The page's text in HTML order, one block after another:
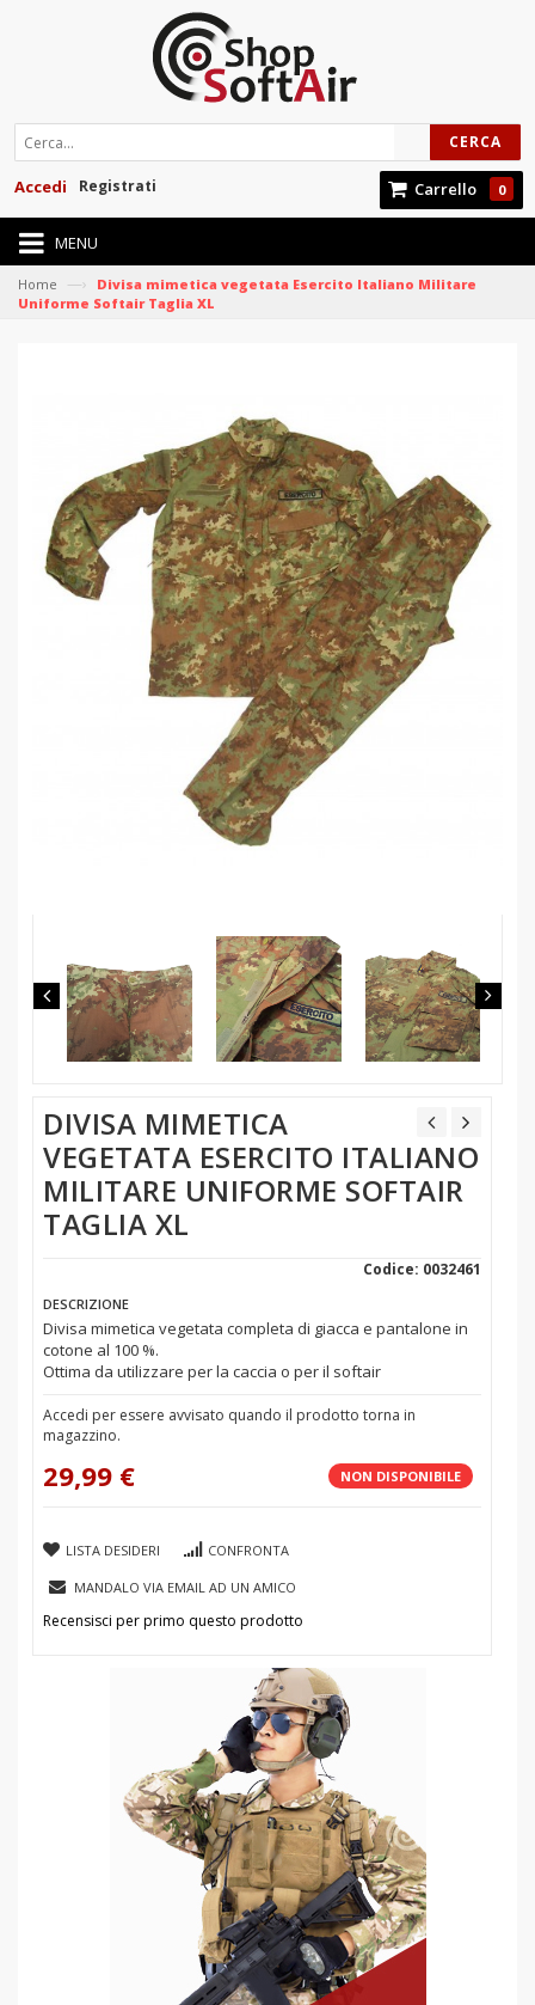
CERCA
Carrello 0
Registrati
Accedi
MENU
Home —›
Divisa mimetica vegetata Esercito Italiano Militare
Uniforme Softair Taglia XL
DIVISA MIMETICA
VEGETATA ESERCITO ITALIANO
MILITARE UNIFORME SOFTAIR
TAGLIA XL
Codice: 0032461
DESCRIZIONE
Divisa mimetica vegetata completa di giacca e pantalone in
cotone al 100 %.
Ottima da utilizzare per la caccia o per il softair
Accedi per essere avvisato quando il prodotto torna in
magazzino.
NON DISPONIBILE
29,99 €
LISTA DESIDERI CONFRONTA
MANDALO VIA EMAIL AD UN AMICO
Recensisci per primo questo prodotto